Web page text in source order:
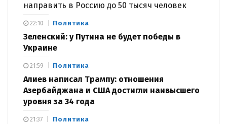
направить в Россию до 50 тысяч человек
Политика
Зеленский: у Путина не будет победы в
Украине
22:10
Политика
Алиев написал Трампу: отношения
Азербайджана и США достигли наивысшего
уровня за 34 года
21:59
Политика
21:37